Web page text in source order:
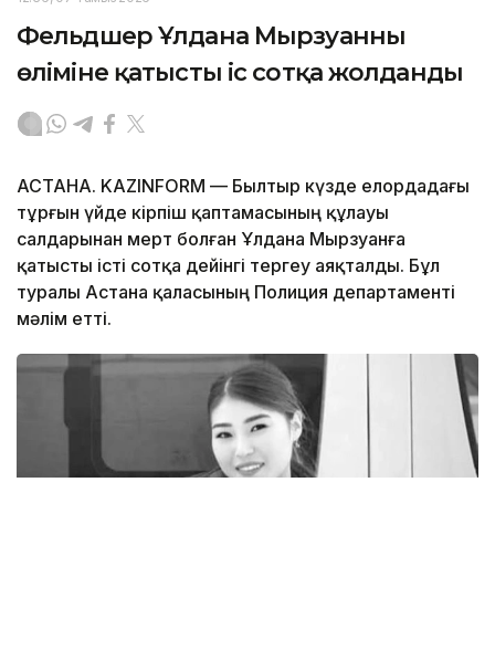
Фельдшер Ұлдана Мырзуанның
өліміне қатысты іс сотқа жолданды
АСТАНА. KAZINFORM — Былтыр күзде елордадағы
тұрғын үйде кірпіш қаптамасының құлауы
салдарынан мерт болған Ұлдана Мырзуанға
қатысты істі сотқа дейінгі тергеу аяқталды. Бұл
туралы Астана қаласының Полиция департаменті
мәлім етті.